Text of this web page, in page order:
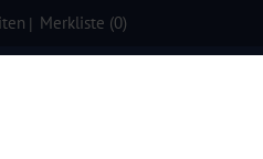
Merkliste (0)